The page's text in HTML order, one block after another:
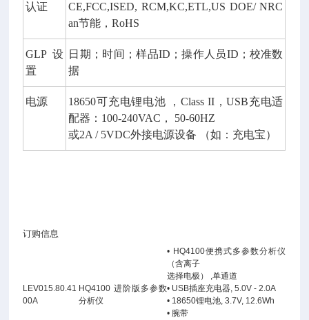
认证
CE,FCC,ISED, RCM,KC,ETL,US DOE/ NRC
an节能，RoHS
GLP设
置
日期；时间；样品ID ；操作人员ID ；校准数
据
电源 18650可充电锂电池 ，Class II，USB充电适
配器： 100-240VAC ，
50-60HZ
或2A / 5VDC外接电源设备 （如：充电宝）
订购信息
LEV015.80.41
00A
HQ4100 进阶版多参数
分析仪
• HQ4100便携式多参数分析仪
（含离子
选择电极） ,单通道
• USB插座充电器, 5.0V - 2.0A
• 18650锂电池, 3.7V, 12.6Wh
• 腕带